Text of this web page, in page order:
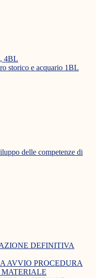
4BL
storico e acquario 1BL
delle competenze di
DEFINITIVA
AVVIO PROCEDURA